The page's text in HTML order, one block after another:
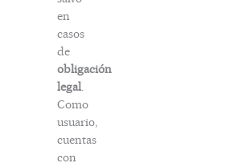
en
casos
de
obligación
legal.
Como
usuario,
cuentas
con